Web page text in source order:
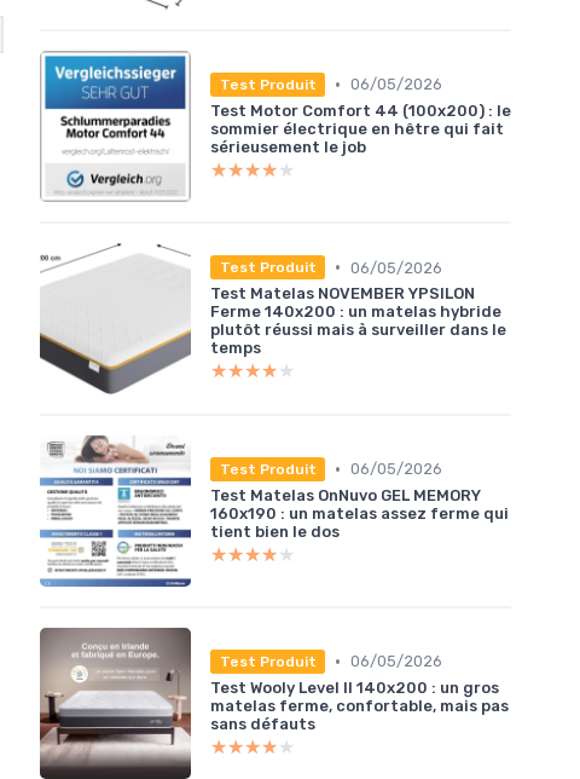
Test Produit • 06/05/2026
Test Motor Comfort 44 (100x200) : le
sommier électrique en hêtre qui fait
sérieusement le job
★★★★★
★★★★★
Test Produit • 06/05/2026
Test Matelas NOVEMBER YPSILON
Ferme 140x200 : un matelas hybride
plutôt réussi mais à surveiller dans le
temps
★★★★★
★★★★★
Test Produit • 06/05/2026
Test Matelas OnNuvo GEL MEMORY
160x190 : un matelas assez ferme qui
tient bien le dos
★★★★★
★★★★★
Test Produit • 06/05/2026
Test Wooly Level II 140x200 : un gros
matelas ferme, confortable, mais pas
sans défauts
★★★★★
★★★★★